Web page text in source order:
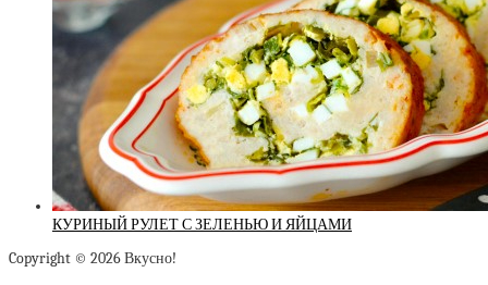
КУРИНЫЙ РУЛЕТ С ЗЕЛЕНЬЮ И ЯЙЦАМИ
Copyright © 2026 Вкусно!